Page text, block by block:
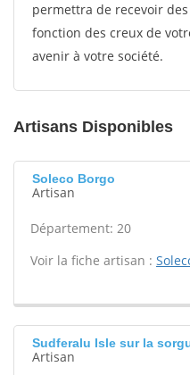
permettra de recevoir
fonction des creux de
avenir à votre société.
Artisans Disponibles
Soleco Borgo
Artisan
Département: 20
Voir la fiche artisan :
Sudferalu Isle sur la
Artisan